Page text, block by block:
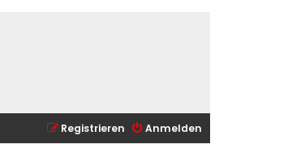
Anmelden
Registrieren